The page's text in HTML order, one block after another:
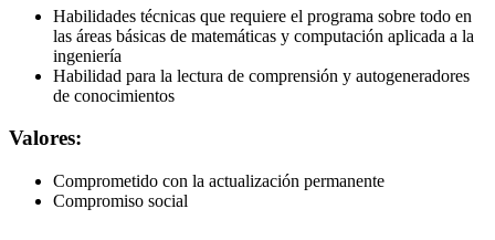
Habilidades técnicas que requiere el programa sobre todo en
las áreas básicas de matemáticas y computación aplicada a la
ingeniería
Habilidad para la lectura de comprensión y autogeneradores
de conocimientos
Valores:
Comprometido con la actualización permanente
Compromiso social